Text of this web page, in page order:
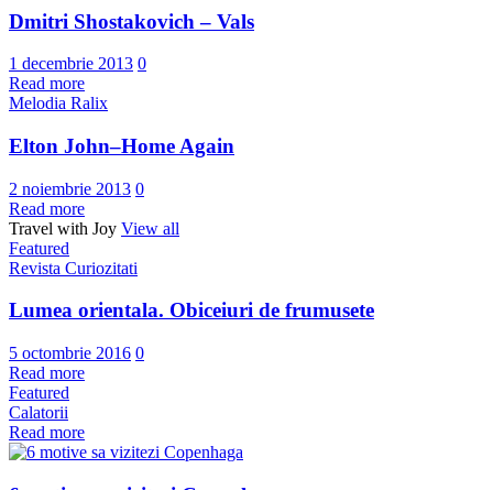
Dmitri Shostakovich – Vals
1 decembrie 2013 0
Read more
Melodia Ralix
Elton John–Home Again
2 noiembrie 2013 0
Read more
Travel with Joy View all
Featured
Revista Curiozitati
Lumea orientala. Obiceiuri de frumusete
5 octombrie 2016 0
Read more
Featured
Calatorii
Read more